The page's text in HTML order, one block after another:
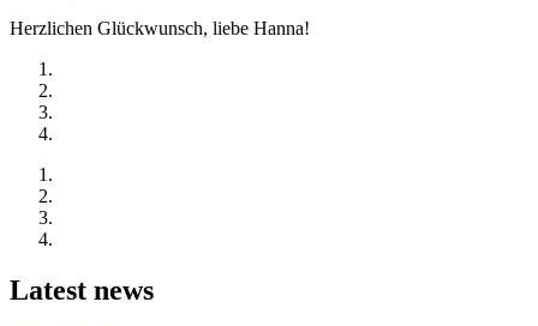
Herzlichen Glückwunsch, liebe Hanna!
Latest news